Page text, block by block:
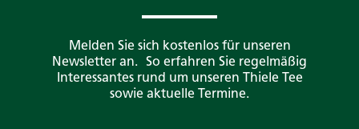
Melden Sie sich kostenlos für unseren
Newsletter an. So erfahren Sie regelmäßig
Interessantes rund um unseren Thiele Tee
sowie aktuelle Termine.